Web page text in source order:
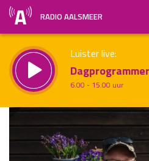
RADIO AALSMEER
Luister live:
6.00 - 15.00 uur
Vorig uur uur 1 van x